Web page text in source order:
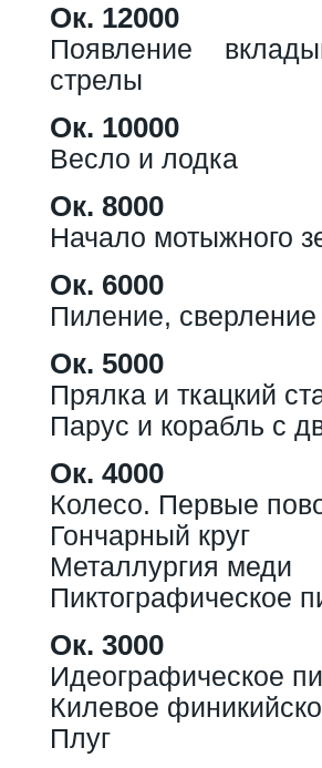
Ок. 12000
Появление
стрелы
Ок. 10000
Весло и лодка
Ок. 8000
Начало мотыжного
Ок. 6000
Пиление,
Ок. 5000
Прялка и ткацкий
Парус и корабль с
Ок. 4000
Колесо. Первые
Гончарный круг
Металлургия меди
Пиктографическое
Ок. 3000
Идеографическое
Килевое
Плуг